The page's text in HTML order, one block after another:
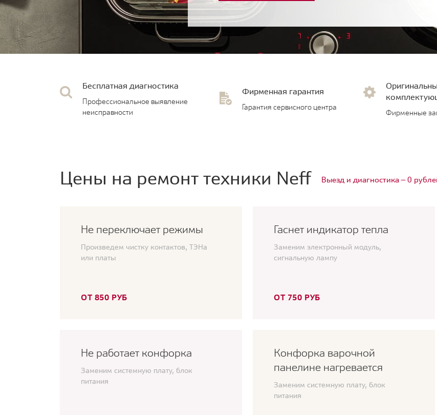
Бесплатная диагностика
Профессиональное выявление
неисправности
Фирменная гарантия
Гарантия сервисного центра
Фирменные
Цены на ремонт техники Neff Выезд и диагностика — 0
Не переключает режимы
Произведем чистку контактов, ТЭНа
или платы
ОТ 850 РУБ
Гаснет индикатор тепла
Заменим электронный модуль,
сигнальную лампу
ОТ 750 РУБ
Не работает конфорка
Заменим системную плату, блок
питания
Конфорка варочной
панелине нагревается
Заменим системную плату, блок
питания